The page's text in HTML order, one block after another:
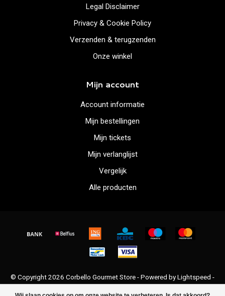
Legal Disclaimer
Privacy & Cookie Policy
Verzenden & terugzenden
Onze winkel
Mijn account
Account informatie
Mijn bestellingen
Mijn tickets
Mijn verlanglijst
Vergelijk
Alle producten
© Copyright 2026 Corbello Gourmet Store - Powered byLightspeed -
Lightspeed design by Dyvelopment